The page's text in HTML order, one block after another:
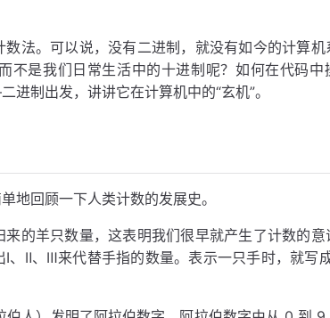
法。可以说，没有二进制，就没有如今的计算机
不是我们日常生活中的十进制呢？如何在代码中
制出发，讲讲它在计算机中的“玄机”。
地回顾一下人类计数的发展史。
的羊只数量，这表明我们很早就产生了计数的意
、Ⅱ、Ⅲ来代替手指的数量。表示一只手时，就写